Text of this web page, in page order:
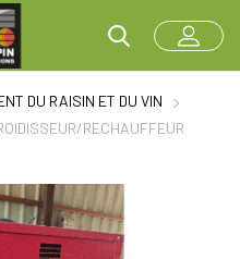
DU RAISIN ET DU VIN
RECHAUFFEUR